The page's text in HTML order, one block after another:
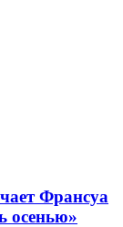
Франсуа
осенью»